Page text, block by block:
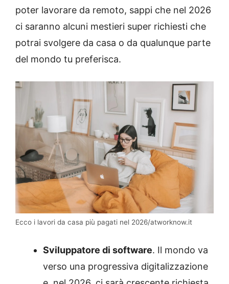
poter lavorare da remoto, sappi che nel 2026
ci saranno alcuni mestieri super richiesti che
potrai svolgere da casa o da qualunque parte
del mondo tu preferisca.
Ecco i lavori da casa più pagati nel 2026/atworknow.it
Sviluppatore di software. Il mondo va
verso una progressiva digitalizzazione